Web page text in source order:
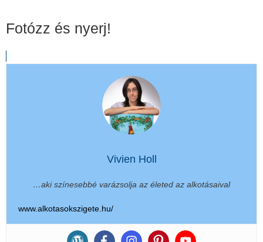
Fotózz és nyerj!
Vivien Holl
…aki színesebbé varázsolja az életed az alkotásaival
www.alkotasokszigete.hu/